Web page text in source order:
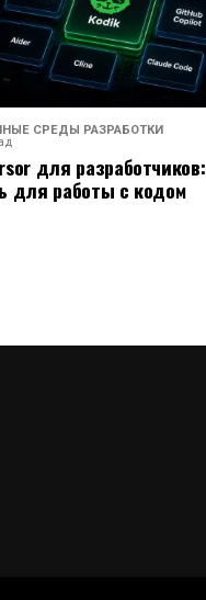
СРЕДЫ РАЗРАБОТКИ
для разработчиков:
для работы с кодом